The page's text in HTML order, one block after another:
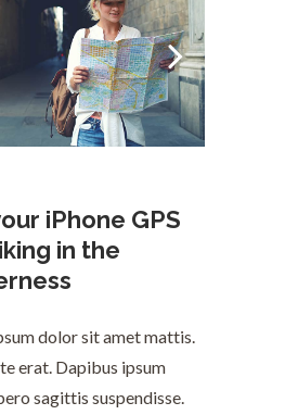
iPhone GPS
in the
dolor sit amet mattis.
erat. Dapibus ipsum
sagittis suspendisse.